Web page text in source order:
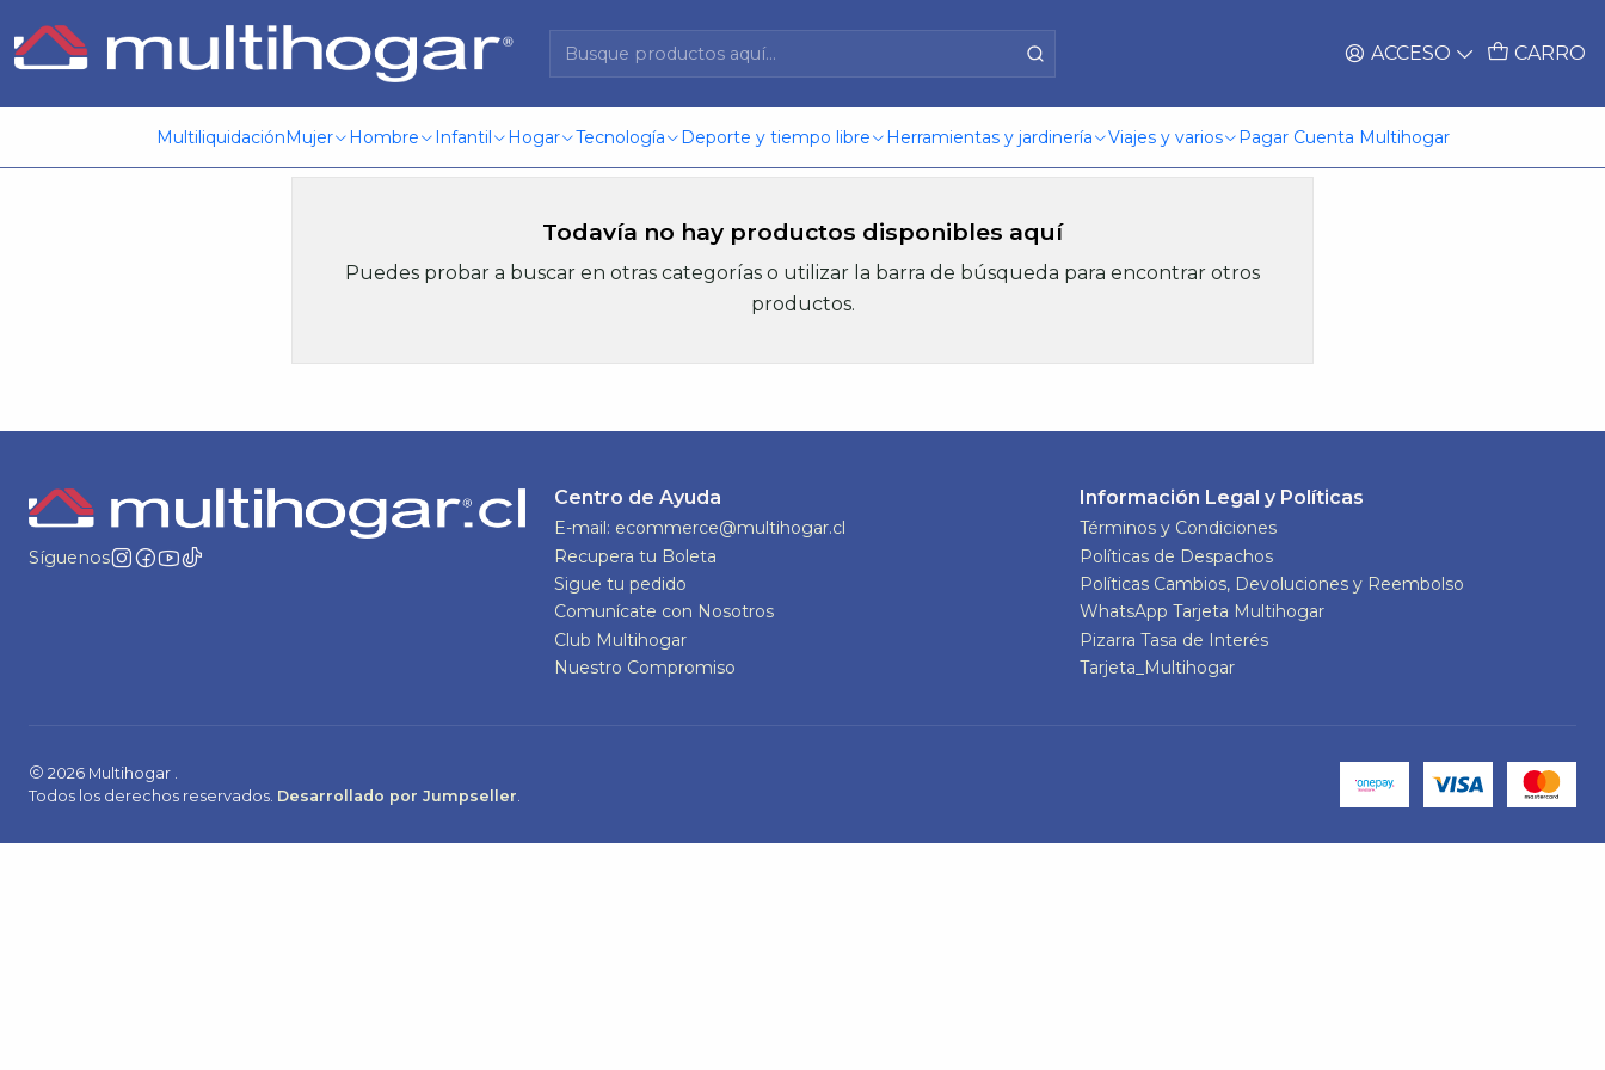
ACCESO CARRO
MultiliquidaciónMujer Hombre Infantil Hogar Tecnología Deporte y tiempo libre Herramientas y jardinería Viajes y varios Pagar Cuenta Multihogar
Inicio
Base cocina
Todavía no hay productos disponibles aquí
Puedes probar a buscar en otras categorías o utilizar la barra de búsqueda para encontrar otros
productos.
Síguenos
Centro de Ayuda
E-mail: ecommerce@multihogar.cl
Recupera tu Boleta
Sigue tu pedido
Comunícate con Nosotros
Club Multihogar
Nuestro Compromiso
Información Legal y Políticas
Términos y Condiciones
Políticas de Despachos
Políticas Cambios, Devoluciones y Reembolso
WhatsApp Tarjeta Multihogar
Pizarra Tasa de Interés
Tarjeta_Multihogar
2026 Multihogar .
Todos los derechos reservados. Desarrollado por Jumpseller.